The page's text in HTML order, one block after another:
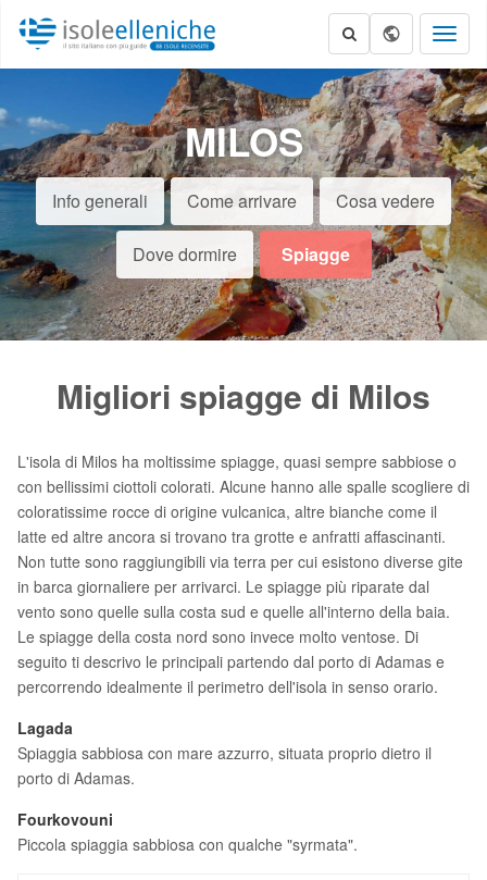
MILOS
Info generali Come arrivare Cosa vedere
Dove dormire Spiagge
Migliori spiagge di Milos
L'isola di Milos ha moltissime spiagge, quasi sempre sabbiose o
con bellissimi ciottoli colorati. Alcune hanno alle spalle scogliere di
coloratissime rocce di origine vulcanica, altre bianche come il
latte ed altre ancora si trovano tra grotte e anfratti affascinanti.
Non tutte sono raggiungibili via terra per cui esistono diverse gite
in barca giornaliere per arrivarci. Le spiagge più riparate dal
vento sono quelle sulla costa sud e quelle all'interno della baia.
Le spiagge della costa nord sono invece molto ventose. Di
seguito ti descrivo le principali partendo dal porto di Adamas e
percorrendo idealmente il perimetro dell'isola in senso orario.
Lagada
Spiaggia sabbiosa con mare azzurro, situata proprio dietro il
porto di Adamas.
Fourkovouni
Piccola spiaggia sabbiosa con qualche "syrmata".